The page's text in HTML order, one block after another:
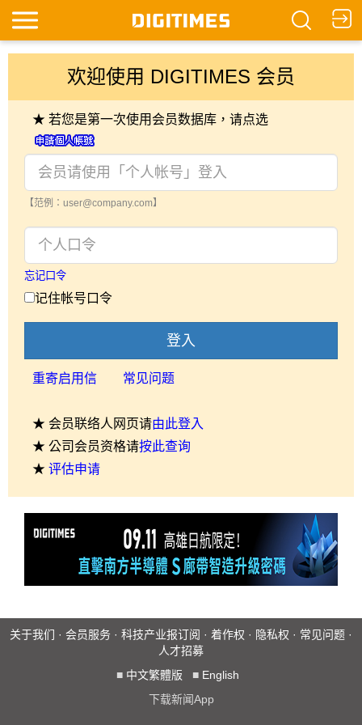
欢迎使用 DIGITIMES 会员
★ 若您是第一次使用会员数据库，请点选
【范例：user@company.com】
忘记口令
记住帐号口令
登入
重寄启用信 常见问题
★ 会员联络人网页请由此登入
★ 公司会员资格请按此查询
★ 评估申请
关于我们 · 会员服务 · 科技产业报订阅 · 着作权 · 隐私权 · 常见问题 ·
人才招募
■ 中文繁體版 ■ English
下载新闻App